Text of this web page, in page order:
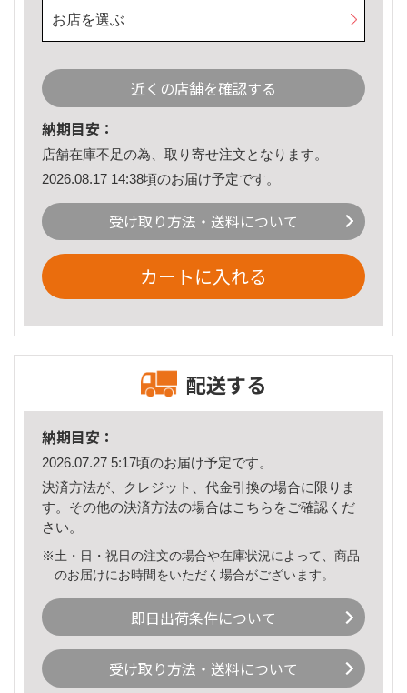
お店を選ぶ
近くの店舗を確認する
納期目安：
店舗在庫不足の為、取り寄せ注文となります。
2026.08.17 14:38頃のお届け予定です。
受け取り方法・送料について
カートに入れる
配送する
納期目安：
2026.07.27 5:17頃のお届け予定です。
決済方法が、クレジット、代金引換の場合に限りま
す。その他の決済方法の場合はこちら をご確認くだ
さい。
※土・日・祝日の注文の場合や在庫状況によって、商品
のお届けにお時間をいただく場合がございます。
即日出荷条件について
受け取り方法・送料について